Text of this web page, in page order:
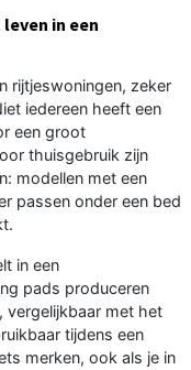
in een
rijtjeswoningen, zeker
iedereen heeft een
een groot
thuisgebruik zijn
modellen met een
passen onder een bed
in een
pads produceren
vergelijkbaar met het
tijdens een
merken, ook als je in